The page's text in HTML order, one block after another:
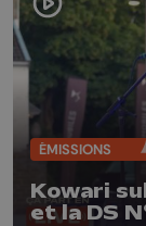
ÉMISSIONS
Kowari
et la DS